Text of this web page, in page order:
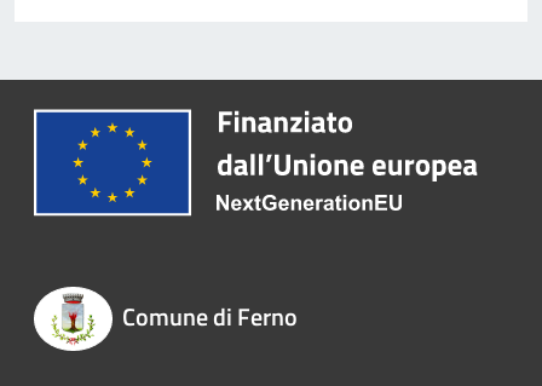
Comune di Ferno